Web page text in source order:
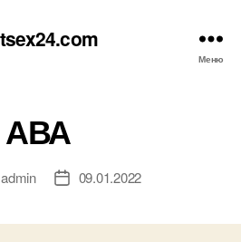
Меню
АВА
admin
Дата09.01.2022